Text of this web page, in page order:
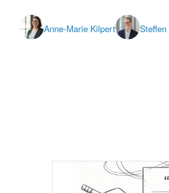
Anne-Marie Kilpert